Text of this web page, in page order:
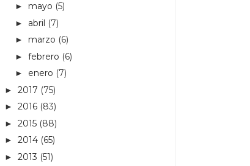
► mayo (5)
► abril (7)
► marzo (6)
► febrero (6)
► enero (7)
► 2017 (75)
► 2016 (83)
► 2015 (88)
► 2014 (65)
► 2013 (51)